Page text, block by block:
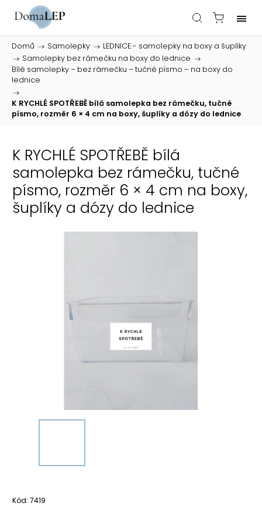
Domů / Samolepky /
LEDNICE - samolepky na boxy a šuplíky
/
Samolepky bez rámečku na boxy do lednice /
Bílé samolepky – bez rámečku – tučné písmo – na boxy do
lednice
/
K RYCHLÉ SPOTŘEBĚ bílá samolepka bez rámečku, tučné
písmo, rozměr 6 × 4 cm na boxy, šuplíky a dózy do lednice
K RYCHLÉ SPOTŘEBĚ bílá
samolepka bez rámečku, tučné
písmo, rozměr 6 × 4 cm na boxy,
šuplíky a dózy do lednice
Kód: 7419